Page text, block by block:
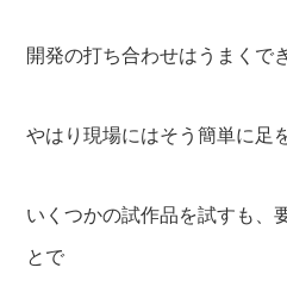
開発の打ち合わせはうまくで
やはり現場にはそう簡単に足
いくつかの試作品を試すも、
とで